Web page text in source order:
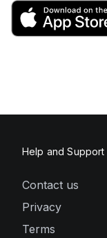
Help and Support
Contact us
Privacy
Terms